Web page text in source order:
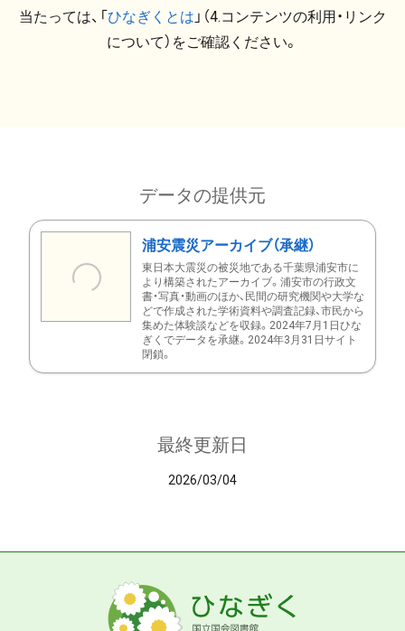
当たっては、「ひなぎくとは 」（4.コンテンツの利用・リンク
について）をご確認ください。
データの提供元
浦安震災アーカイブ（承継）
東日本大震災の被災地である千葉県浦安市に
より構築されたアーカイブ。浦安市の行政文
書・写真・動画のほか、民間の研究機関や大学な
どで作成された学術資料や調査記録、市民から
集めた体験談などを収録。2024年7月1日ひな
ぎくでデータを承継。2024年3月31日サイト
閉鎖。
最終更新日
2026/03/04